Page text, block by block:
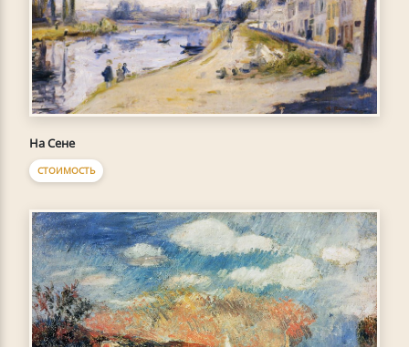
На Сене
СТОИМОСТЬ